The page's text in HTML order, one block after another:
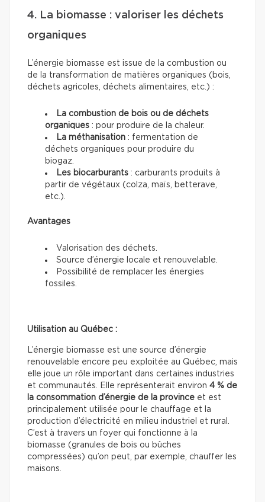
4. La biomasse : valoriser les déchets
organiques
L’énergie biomasse est issue de la combustion ou
de la transformation de matières organiques (bois,
déchets agricoles, déchets alimentaires, etc.) :
La combustion de bois ou de déchets
organiques : pour produire de la chaleur.
La méthanisation : fermentation de
déchets organiques pour produire du
biogaz.
Les biocarburants : carburants produits à
partir de végétaux (colza, maïs, betterave,
etc.).
Avantages
Valorisation des déchets.
Source d’énergie locale et renouvelable.
Possibilité de remplacer les énergies
fossiles.
Utilisation au Québec :
L’énergie biomasse est une source d’énergie
renouvelable encore peu exploitée au Québec, mais
elle joue un rôle important dans certaines industries
et communautés. Elle représenterait environ 4 % de
la consommation d’énergie de la province et est
principalement utilisée pour le chauffage et la
production d’électricité en milieu industriel et rural.
C’est à travers un foyer qui fonctionne à la
biomasse (granules de bois ou bûches
compressées) qu’on peut, par exemple, chauffer les
maisons.